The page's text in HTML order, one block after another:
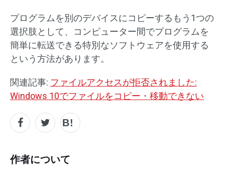
プログラムを別のデバイスにコピーするもう1つの
選択肢として、コンピューター間でプログラムを
簡単に転送できる特別なソフトウェアを使用する
という方法があります。
関連記事: ファイルアクセスが拒否されました:
Windows 10でファイルをコピー・移動できない
作者について